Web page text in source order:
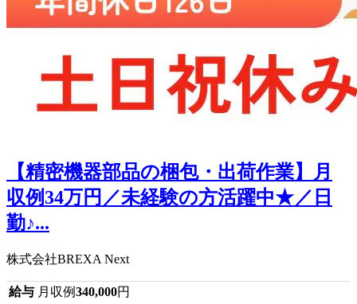
【精密機器部品の梱包・出荷作業】月
収例34万円／未経験の方活躍中★／日
勤♪...
株式会社BREXA Next
給与 月収例340,000円